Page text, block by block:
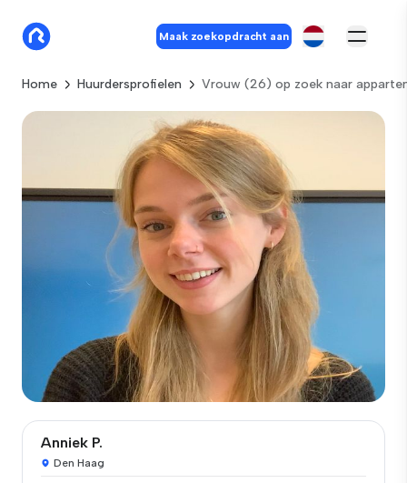
Maak zoekopdracht aan
Home Huurdersprofielen Vrouw (26) op zoek naar
Anniek P.
Den Haag